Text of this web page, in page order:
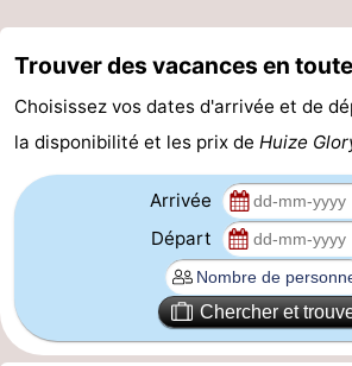
Méridionale
-
Leiden
Bollenstreek
Nature
Duin
-
Katwijk
-
Trouver des vacances en
Choisissez vos dates d'arrivée et de
la disponibilité et les prix de Huize
Arrivée
Départ
Chercher et